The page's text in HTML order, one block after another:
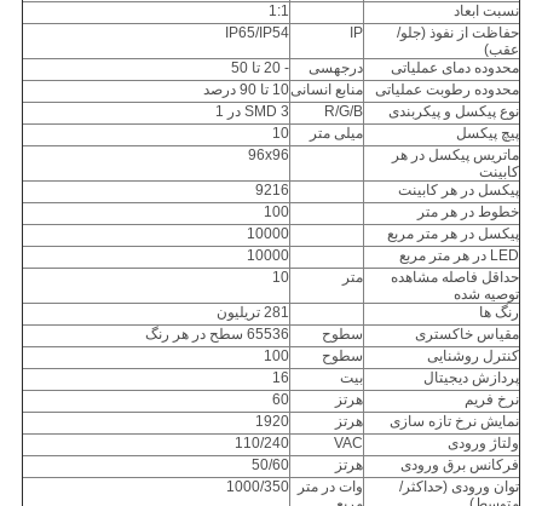
نسبت ابعاد
1:1
حفاظت از نفوذ (جلو/
عقب)
IP
IP65/IP54
محدوده دمای عملیاتی درجهسی
- 20 تا 50
محدوده رطوبت عملیاتی
منابع انسانی10 تا 90 درصد
نوع پیکسل و پیکربندی
R/G/B
SMD 3 در 1
پیچ پیکسل
میلی متر
10
ماتریس پیکسل در هر
کابینت
96x96
پیکسل در هر کابینت
9216
خطوط در هر متر
100
پیکسل در هر متر مربع
10000
LED در هر متر مربع
10000
حداقل فاصله مشاهده
توصیه شده
متر 10
رنگ ها
281 تریلیون
مقیاس خاکستری
سطوح
65536 سطح در هر رنگ
کنترل روشنایی
سطوح
100
پردازش دیجیتال
بیت
16
نرخ فریم
هرتز
60
نمایش نرخ تازه سازی
هرتز
1920
ولتاژ ورودی
VAC
110/240
فرکانس برق ورودی
هرتز
50/60
توان ورودی (حداکثر/
وات در متر
1000/350